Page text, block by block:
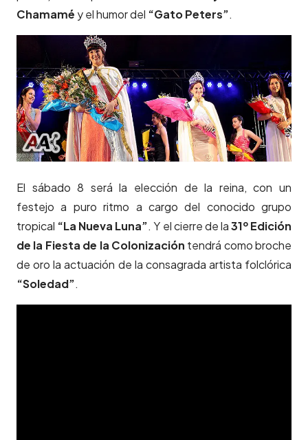
Chamamé y el humor del “Gato Peters”.
El sábado 8 será la elección de la reina, con un
festejo a puro ritmo a cargo del conocido grupo
tropical “La Nueva Luna”. Y el cierre de la31º Edición
de la Fiesta de la Colonización tendrá como broche
de oro la actuación de la consagrada artista folclórica
“Soledad”.